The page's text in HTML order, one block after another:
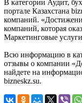
В категории Аудит,
портале Казахстана
компаний.
компаний, которая
Маркетинговые
Всю информацию в
отзывы о компании
найдете на
bizneskz.su.